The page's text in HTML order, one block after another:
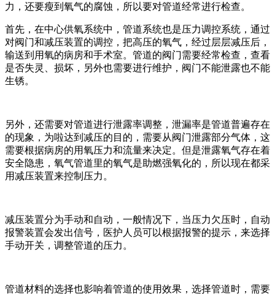
力，还要瘦到氧气的腐蚀，所以要对管道经常进行检查。
首先，在中心供氧系统中，管道系统也是压力调控系统，通过
对阀门和减压装置的调控，把高压的氧气，经过层层减压后，
输送到用氧的病房和手术室。管道的阀门需要经常检查，查看
是否失灵、损坏，另外也需要进行维护，阀门不能泄露也不能
生锈。
另外，还需要对管道进行泄露率调整，泄漏率是管道普遍存在
的现象，为啦达到减压的目的，需要从阀门泄露部分气体，这
需要根据病房的用氧压力和流量来决定。但是泄露氧气存在着
安全隐患，氧气管道里的氧气是助燃强氧化的，所以现在都采
用减压装置来控制压力。
减压装置分为手动和自动，一般情况下，当压力欠压时，自动
报警装置会发出信号，医护人员可以根据报警的提示，来选择
手动开关，调整管道的压力。
管道材料的选择也影响着管道的使用效果，选择管道时，需要